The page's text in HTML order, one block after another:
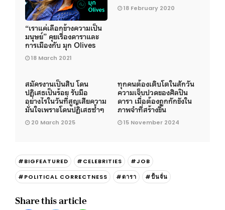
“เราแค่เลือกข้างความเป็น
มนุษย์” คุยเรื่องดาราและ
การเมืองกับ มุก Olives
18 March 2021
18 February 2020
สมัครงานเป็นสิบ โดน
ปฏิเสธเป็นร้อย รับมือ
อย่างไรในวันที่สูญเสียความ
มั่นใจเพราะโดนปฏิเสธซ้ำๆ
20 March 2025
ทุกคนต้องเติบโตในสักวัน
ความเจ็บปวดของศิลปิน
ดารา เมื่อต้องถูกกักขังใน
ภาพจำที่สร้างขึ้น
15 November 2024
#BIGFEATURED #CELEBRITIES
#JOB
#POLITICAL CORRECTNESS
#ดารา #ปั้นจั่น
Share this article